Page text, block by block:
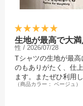
生地が最高で大
性 / 2026/07/28
Tシャツの生地が最
のもありがたく、仕
ます。またぜひ利用
（商品カラー： ベージュ）